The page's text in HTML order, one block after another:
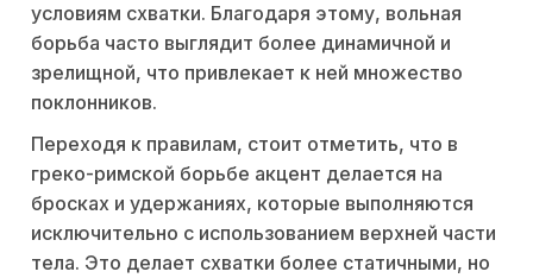
условиям схватки. Благодаря этому, вольная
борьба часто выглядит более динамичной и
зрелищной, что привлекает к ней множество
поклонников.
Переходя к правилам, стоит отметить, что в
греко-римской борьбе акцент делается на
бросках и удержаниях, которые выполняются
исключительно с использованием верхней части
тела. Это делает схватки более статичными, но